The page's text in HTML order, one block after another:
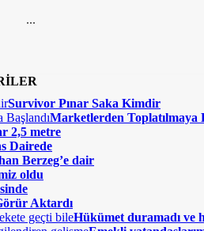
...
Survivor Pınar Saka Kimdir
Marketlerden Toplatılmaya
2,5 metre
Dairede
Berzeg’e dair
oldu
Aktardı
Hükümet duramadı ve